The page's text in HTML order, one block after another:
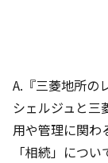
A.『三菱地所の
シェルジュと三
用や管理に関わ
「相続」につ